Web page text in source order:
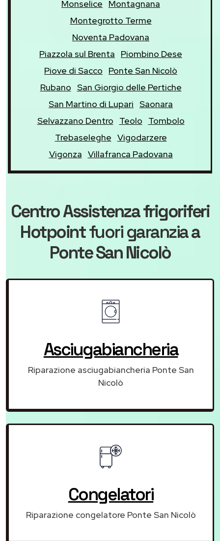
Monselice
Montagnana
Montegrotto Terme
Noventa Padovana
Piazzola sul Brenta
Piombino Dese
Piove di Sacco
Ponte San Nicolò
Rubano San Giorgio delle Pertiche
San Martino di Lupari Saonara
Selvazzano Dentro
Teolo
Tombolo
Trebaseleghe Vigodarzere
Vigonza Villafranca Padovana
Centro Assistenza frigoriferi
Hotpointfuori garanziaa
Ponte San Nicolò
Asciugabiancheria
Riparazione asciugabiancheria Ponte San
Nicolò
Congelatori
Riparazione congelatore Ponte San Nicolò